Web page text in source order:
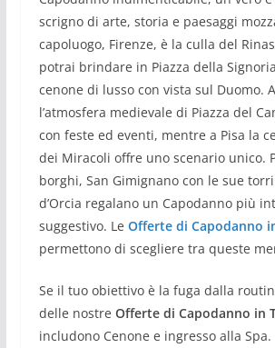
scrigno di arte, storia e paesaggi
capoluogo, Firenze, è la culla del
potrai brindare in Piazza della
cenone di lusso con vista sul Duomo.
l’atmosfera medievale di Piazza del
con feste ed eventi, mentre a Pisa la
dei Miracoli offre uno scenario unico.
borghi, San Gimignano con le sue
d’Orcia regalano un Capodanno più
suggestivo. Le Offerte di Capodanno
permettono di scegliere tra queste
Se il tuo obiettivo è la fuga dalla
delle nostre Offerte di Capodanno in
includono Cenone e ingresso alla